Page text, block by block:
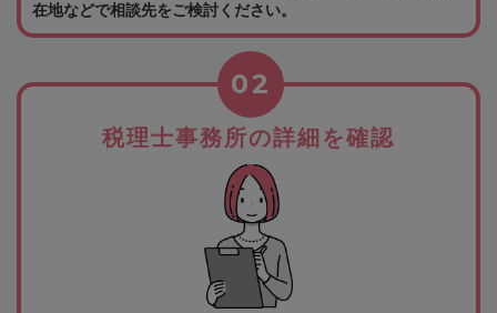
在地などで相談先をご検討ください。
税理士事務所の詳細を確認
02